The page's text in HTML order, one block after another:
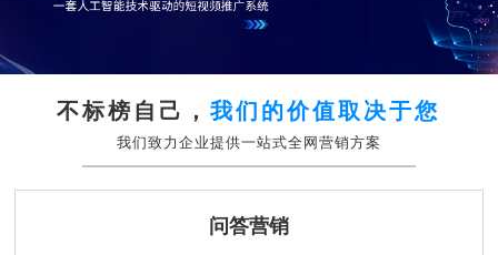
不标榜自己，我们的价值取决于您
我们致力企业提供一站式全网营销方案
问答营销